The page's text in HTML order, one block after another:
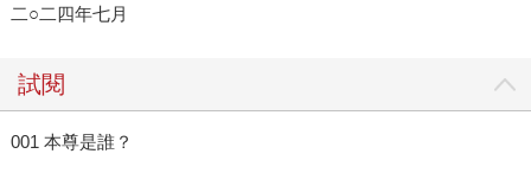
二○二四年七月
試閱
001 本尊是誰？